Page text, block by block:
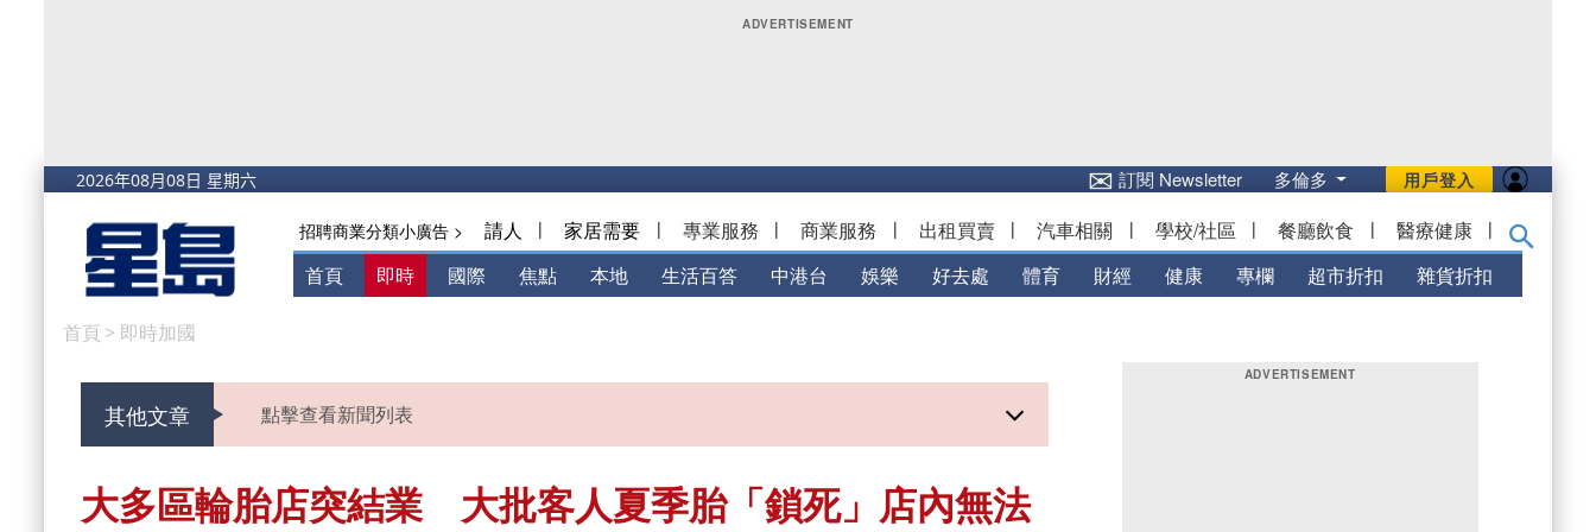
用戶登入
✉訂閱 Newsletter 多倫多
招聘商業分類小廣告 > 請人 | 家居需要 | 專業服務 | 商業服務 | 出租買賣 | 汽車相關 | 學校/社區 | 餐廳飲食 | 醫療健康 |
首頁 即時 國際 焦點 本地 生活百答 中港台 娛樂 好去處 體育 財經 健康 專欄 超市折扣 雜貨折扣
首頁 > 即時加國
其他文章 點擊查看新聞列表
大多區輪胎店突結業 大批客人夏季胎「鎖死」店內無法